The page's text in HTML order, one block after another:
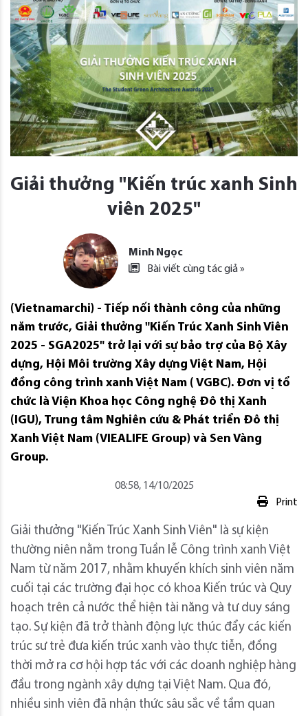
Giải thưởng "Kiến trúc xanh Sinh
viên 2025"
Minh Ngọc
Bài viết cùng tác giả »
(Vietnamarchi) - Tiếp nối thành công của những
năm trước, Giải thưởng "Kiến Trúc Xanh Sinh Viên
2025 - SGA2025" trở lại với sự bảo trợ của Bộ Xây
dựng, Hội Môi trường Xây dựng Việt Nam, Hội
đồng công trình xanh Việt Nam ( VGBC). Đơn vị tổ
chức là Viện Khoa học Công nghệ Đô thị Xanh
(IGU), Trung tâm Nghiên cứu & Phát triển Đô thị
Xanh Việt Nam (VIEALIFE Group) và Sen Vàng
Group.
08:58, 14/10/2025
Print
Giải thưởng "Kiến Trúc Xanh Sinh Viên" là sự kiện
thường niên nằm trong Tuần lễ Công trình xanh Việt
Nam từ năm 2017, nhằm khuyến khích sinh viên năm
cuối tại các trường đại học có khoa Kiến trúc và Quy
hoạch trên cả nước thể hiện tài năng và tư duy sáng
tạo. Sự kiện đã trở thành động lực thúc đẩy các kiến
trúc sư trẻ đưa kiến trúc xanh vào thực tiễn, đồng
thời mở ra cơ hội hợp tác với các doanh nghiệp hàng
đầu trong ngành xây dựng tại Việt Nam. Qua đó,
nhiều sinh viên đã nhận thức sâu sắc về tầm quan